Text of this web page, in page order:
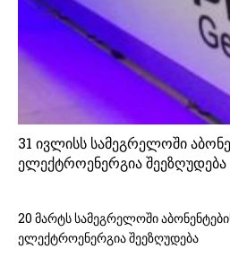
31 ივლისს სამეგრელოში
ელექტროენერგია შეეზღუდება
20 მარტს სამეგრელოში
ელექტროენერგია შეეზღუდება